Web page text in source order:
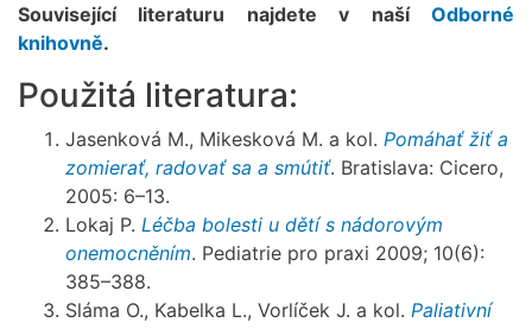
Související literaturu najdete v naší Odborné
knihovně.
Použitá literatura:
Jasenková M., Mikesková M. a kol. Pomáhať žiť a
zomierať, radovať sa a smútiť. Bratislava: Cicero,
2005: 6–13.
Lokaj P. Léčba bolesti u dětí s nádorovým
onemocněním. Pediatrie pro praxi 2009; 10(6):
385–388.
Sláma O., Kabelka L., Vorlíček J. a kol. Paliativní